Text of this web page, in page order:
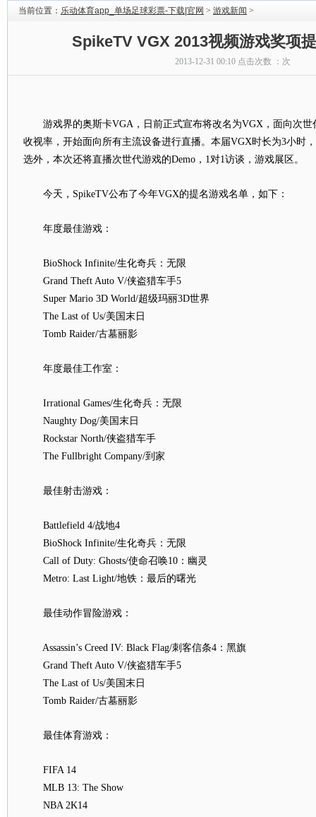
当前位置： 乐动体育app_单场足球彩票-下载|官网 > 游戏新闻 >
SpikeTV VGX 2013视频游戏奖项
2013-12-31 00:10 点击次数 ： 次
游戏界的奥斯卡VGA，日前正式宣布将改名为VGX，面向次世
收视率，开始面向所有主流设备进行直播。本届VGX时长为3小时
选外，本次还将直播次世代游戏的Demo，1对1访谈，游戏展区。
今天，SpikeTV公布了今年VGX的提名游戏名单，如下：
年度最佳游戏：
BioShock Infinite/生化奇兵：无限
Grand Theft Auto V/侠盗猎车手5
Super Mario 3D World/超级玛丽3D世界
The Last of Us/美国末日
Tomb Raider/古墓丽影
年度最佳工作室：
Irrational Games/生化奇兵：无限
Naughty Dog/美国末日
Rockstar North/侠盗猎车手
The Fullbright Company/到家
最佳射击游戏：
Battlefield 4/战地4
BioShock Infinite/生化奇兵：无限
Call of Duty: Ghosts/使命召唤10：幽灵
Metro: Last Light/地铁：最后的曙光
最佳动作冒险游戏：
Assassin’s Creed IV: Black Flag/刺客信条4：黑旗
Grand Theft Auto V/侠盗猎车手5
The Last of Us/美国末日
Tomb Raider/古墓丽影
最佳体育游戏：
FIFA 14
MLB 13: The Show
NBA 2K14